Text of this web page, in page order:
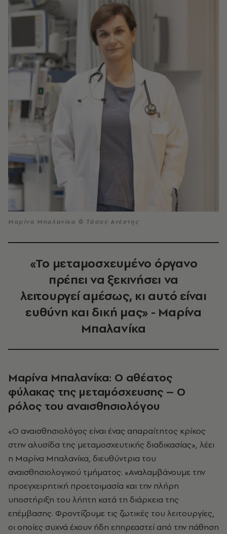
Μαρίνα Μπαλανίκα © Τάσος Ανέστης
«Το μεταμοσχευμένο όργανο
πρέπει να ξεκινήσει να
λειτουργεί αμέσως, κι αυτό είναι
ευθύνη και δική μας» - Μαρίνα
Μπαλανίκα
Μαρίνα Μπαλανίκα: Ο αθέατος
φύλακας της μεταμόσχευσης – Ο
ρόλος του αναισθησιολόγου
«Ο αναισθησιολόγος είναι ένας απαραίτητος κρίκος
στην αλυσίδα της μεταμοσχευτικής διαδικασίας», λέει
η Μαρίνα Μπαλανίκα, διευθύντρια του
αναισθησιολογικού τμήματος. «Αναλαμβάνουμε την
προεγχειρητική προετοιμασία και την πλήρη
υποστήριξη του λήπτη κατά τη διάρκεια της
επέμβασης. Φροντίζουμε τις ζωτικές του λειτουργίες,
οι οποίες συχνά έχουν ήδη επηρεαστεί από την πάθηση